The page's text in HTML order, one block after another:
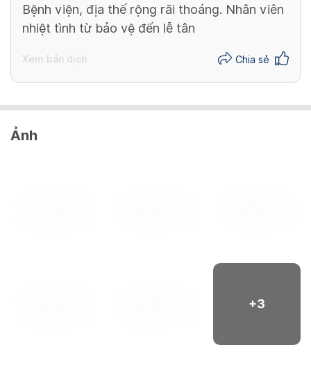
Bệnh viện, địa thế rộng rãi thoáng. Nhân viên
nhiệt tình từ bảo vệ đến lễ tân
Xem bản dịch Chia sẻ
Ảnh
+3